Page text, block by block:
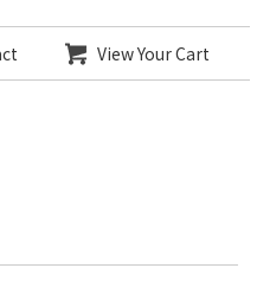
View Your Cart